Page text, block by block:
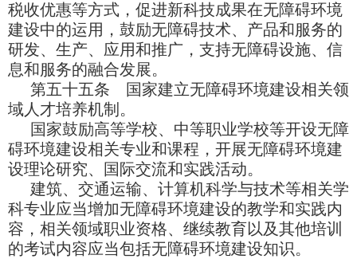
税收优惠等方式，促进新科技成果在无障碍环境
建设中的运用，鼓励无障碍技术、产品和服务的
研发、生产、应用和推广，支持无障碍设施、信
息和服务的融合发展。
第五十五条 国家建立无障碍环境建设相关领
域人才培养机制。
国家鼓励高等学校、中等职业学校等开设无障
碍环境建设相关专业和课程，开展无障碍环境建
设理论研究、国际交流和实践活动。
建筑、交通运输、计算机科学与技术等相关学
科专业应当增加无障碍环境建设的教学和实践内
容，相关领域职业资格、继续教育以及其他培训
的考试内容应当包括无障碍环境建设知识。